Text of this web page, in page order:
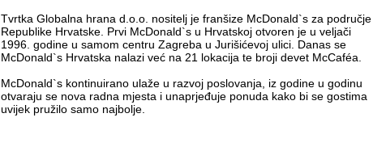
Tvrtka Globalna hrana d.o.o. nositelj je franšize McDonald`s za područje
Republike Hrvatske. Prvi McDonald`s u Hrvatskoj otvoren je u veljači
1996. godine u samom centru Zagreba u Jurišićevoj ulici. Danas se
McDonald`s Hrvatska nalazi već na 21 lokacija te broji devet McCaféa.
McDonald`s kontinuirano ulaže u razvoj poslovanja, iz godine u godinu
otvaraju se nova radna mjesta i unaprjeđuje ponuda kako bi se gostima
uvijek pružilo samo najbolje.